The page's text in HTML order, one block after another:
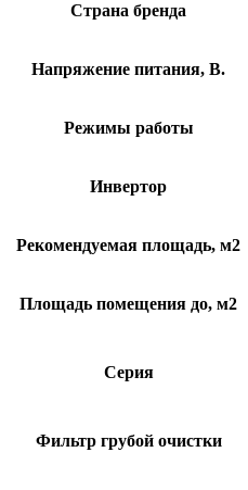
Страна бренда
Напряжение питания, В.
Режимы работы
Инвертор
Рекомендуемая площадь, м2
Площадь помещения до, м2
Серия
Фильтр грубой очистки